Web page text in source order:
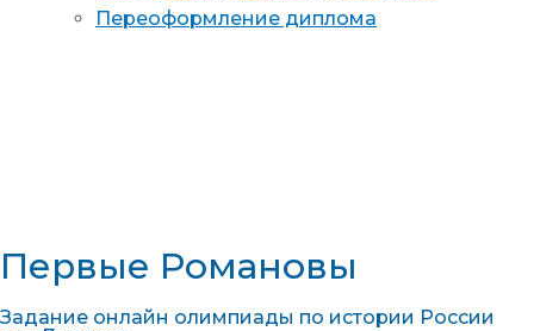
Переоформление диплома
Первые Романовы
Задание онлайн олимпиады по истории России